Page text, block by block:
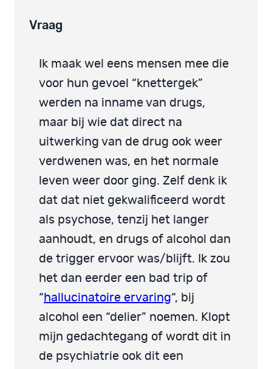
Vraag
Ik maak wel eens mensen mee die
voor hun gevoel “knettergek”
werden na inname van drugs,
maar bij wie dat direct na
uitwerking van de drug ook weer
verdwenen was, en het normale
leven weer door ging. Zelf denk ik
dat dat niet gekwalificeerd wordt
als psychose, tenzij het langer
aanhoudt, en drugs of alcohol dan
de trigger ervoor was/blijft. Ik zou
het dan eerder een bad trip of
“ hallucinatoire ervaring“, bij
alcohol een “delier” noemen. Klopt
mijn gedachtegang of wordt dit in
de psychiatrie ook dit een